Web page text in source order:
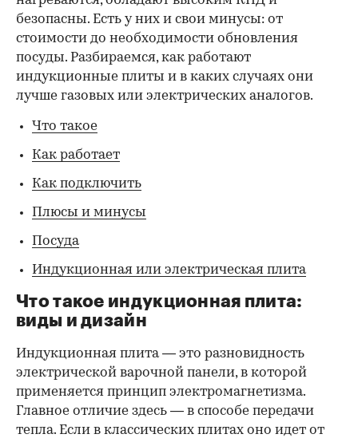
безопасны. Есть у них и свои минусы: от
стоимости до необходимости обновления
посуды. Разбираемся, как работают
индукционные плиты и в каких случаях они
лучше газовых или электрических аналогов.
Что такое
Как работает
Как подключить
Плюсы и минусы
Посуда
Индукционная или электрическая плита
Что такое индукционная плита:
виды и дизайн
Индукционная плита — это разновидность
электрической варочной панели, в которой
применяется принцип электромагнетизма.
Главное отличие здесь — в способе передачи
тепла. Если в классических плитах оно идет от